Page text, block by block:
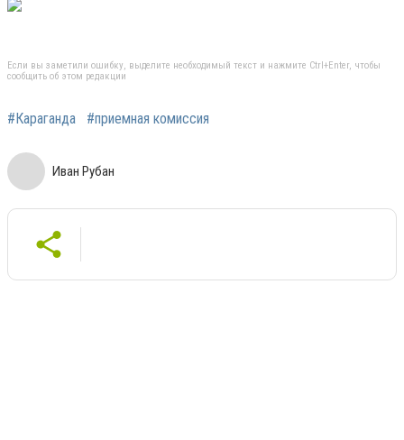
Если вы заметили ошибку, выделите необходимый текст и нажмите Ctrl+Enter, чтобы
сообщить об этом редакции
#Караганда #приемная комиссия
Иван Рубан